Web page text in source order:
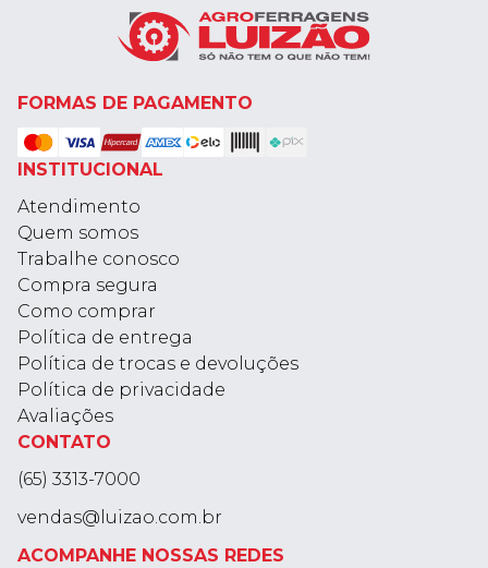
FORMAS DE PAGAMENTO
INSTITUCIONAL
Atendimento
Quem somos
Trabalhe conosco
Compra segura
Como comprar
Política de entrega
Política de trocas e devoluções
Política de privacidade
Avaliações
CONTATO
(65) 3313-7000
vendas@luizao.com.br
ACOMPANHE NOSSAS REDES